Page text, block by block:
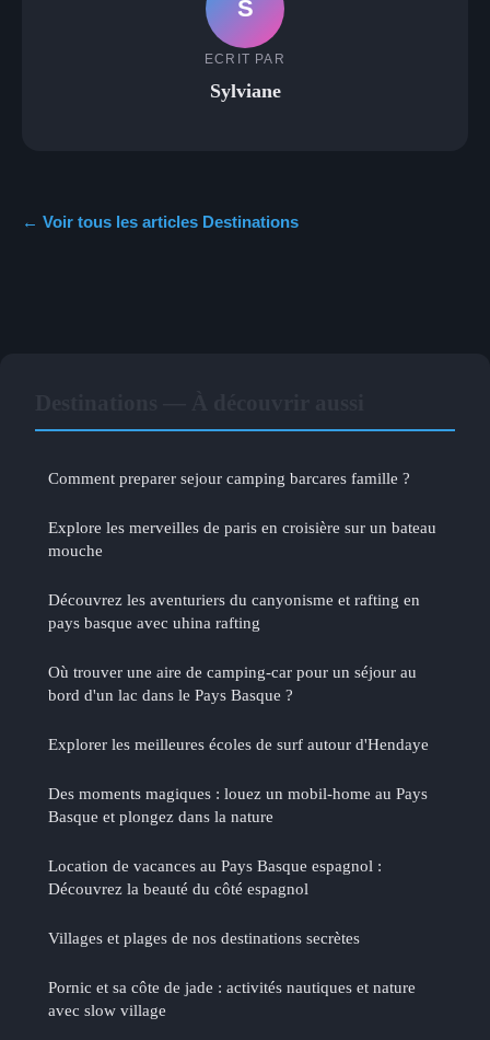
S
ECRIT PAR
Sylviane
← Voir tous les articles Destinations
Comment preparer sejour camping barcares famille ?
Explore les merveilles de paris en croisière sur un bateau
mouche
Découvrez les aventuriers du canyonisme et rafting en
pays basque avec uhina rafting
Où trouver une aire de camping-car pour un séjour au
bord d'un lac dans le Pays Basque ?
Explorer les meilleures écoles de surf autour d'Hendaye
Des moments magiques : louez un mobil-home au Pays
Basque et plongez dans la nature
Location de vacances au Pays Basque espagnol :
Découvrez la beauté du côté espagnol
Villages et plages de nos destinations secrètes
Pornic et sa côte de jade : activités nautiques et nature
avec slow village